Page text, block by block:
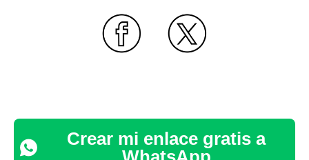
Crear mi enlace gratis a